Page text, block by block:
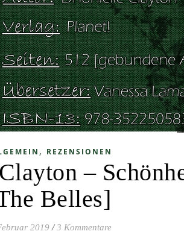
, REZENSIONEN
–
Belles]
2019 / 3 Kommentare